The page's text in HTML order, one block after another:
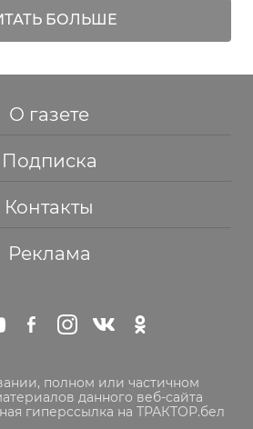
БОЛЬШЕ
О газете
Подписка
Контакты
Реклама
полном или частичном
данного веб-сайта
гиперссылка на ТРАКТОР.бел